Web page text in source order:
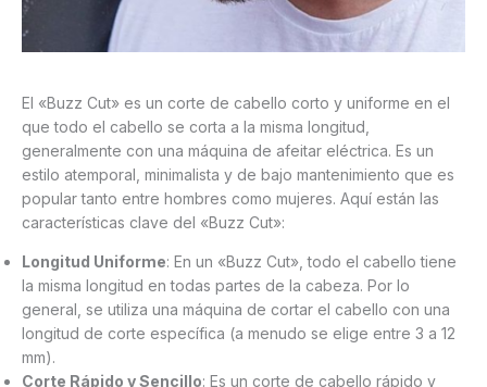
El «Buzz Cut» es un corte de cabello corto y uniforme en el
que todo el cabello se corta a la misma longitud,
generalmente con una máquina de afeitar eléctrica. Es un
estilo atemporal, minimalista y de bajo mantenimiento que es
popular tanto entre hombres como mujeres. Aquí están las
características clave del «Buzz Cut»:
Longitud Uniforme: En un «Buzz Cut», todo el cabello tiene
la misma longitud en todas partes de la cabeza. Por lo
general, se utiliza una máquina de cortar el cabello con una
longitud de corte específica (a menudo se elige entre 3 a 12
mm).
Corte Rápido y Sencillo: Es un corte de cabello rápido y